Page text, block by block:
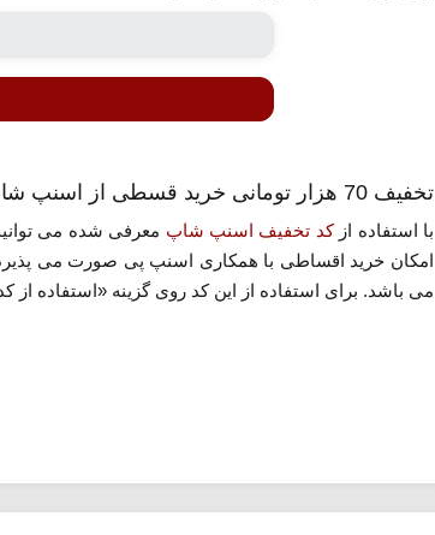
تخفیف 70 هزار تومانی خرید قسطی از اسنپ شاپ
با استفاده ازکد تخفیف اسنپ شاپ معرفی شده می
می باشد. برای استفاده از این کد روی گزینه «استفاده از